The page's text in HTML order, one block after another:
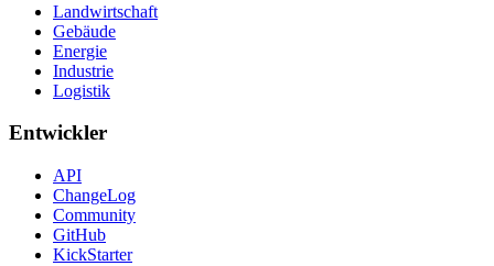
Landwirtschaft
Gebäude
Energie
Industrie
Logistik
Entwickler
API
ChangeLog
Community
GitHub
KickStarter